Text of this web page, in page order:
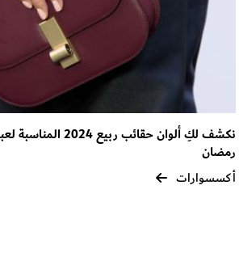
نكشف لكِ ألوان حقائب
رمضان
أكسسوارات